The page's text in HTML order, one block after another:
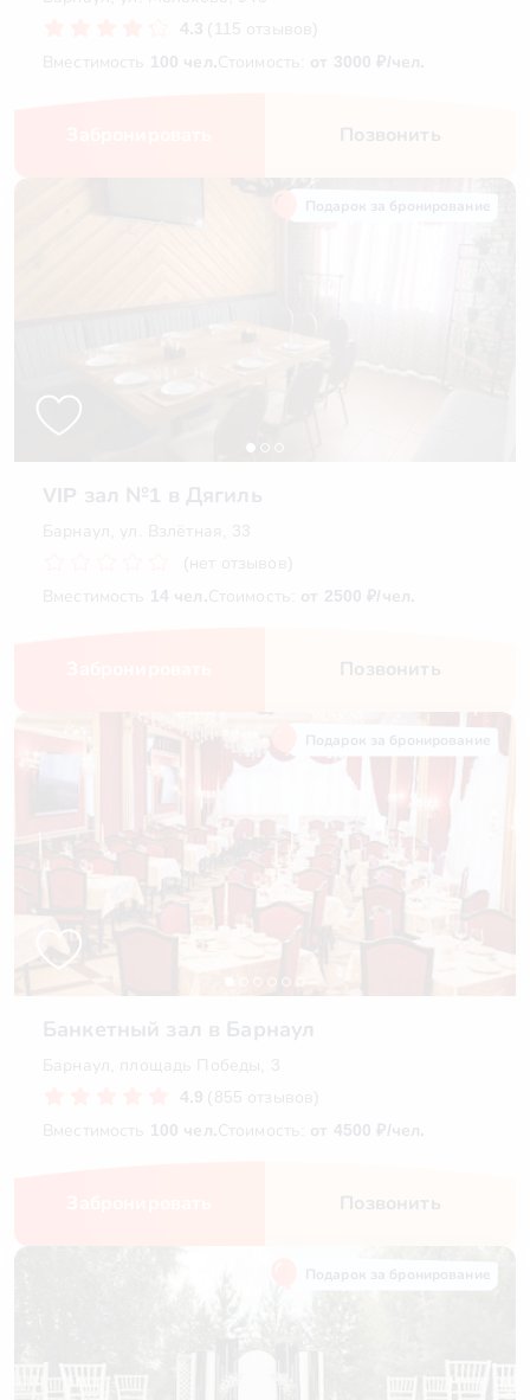
4.3 (115 отзывов)
Вместимость
100 чел.Стоимость: от 3000 ₽/чел.
Позвонить
VIP зал №1 в Дягиль
Барнаул, ул. Взлётная, 33
(нет отзывов)
Вместимость
14 чел.Стоимость: от 2500 ₽/чел.
Позвонить
Банкетный зал в Барнаул
Барнаул, площадь Победы, 3
4.9 (855 отзывов)
Вместимость
100 чел.Стоимость: от 4500 ₽/чел.
Позвонить